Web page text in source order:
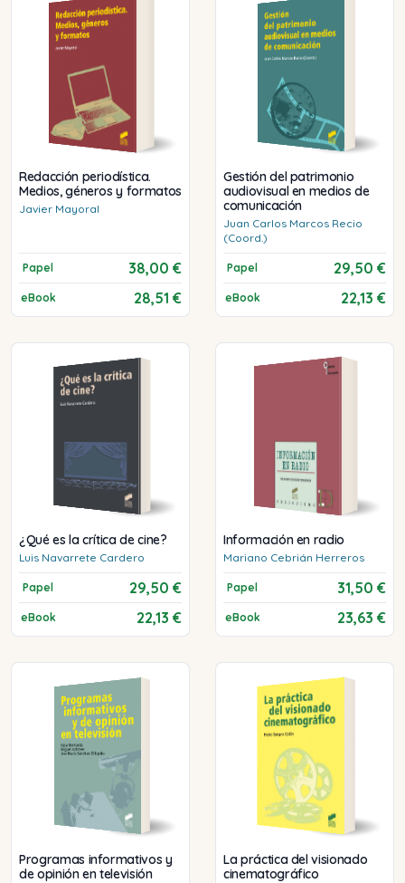
Redacción periodística.
Medios, géneros y formatos
Javier Mayoral
Papel 38,00 €
eBook 28,51 €
Gestión del patrimonio
audiovisual en medios de
comunicación
Juan Carlos Marcos Recio
(Coord.)
Papel 29,50 €
eBook 22,13 €
¿Qué es la crítica de cine?
Luis Navarrete Cardero
Papel 29,50 €
eBook 22,13 €
Información en radio
Mariano Cebrián Herreros
Papel 31,50 €
eBook 23,63 €
Programas informativos y
de opinión en televisión
La práctica del visionado
cinematográfico